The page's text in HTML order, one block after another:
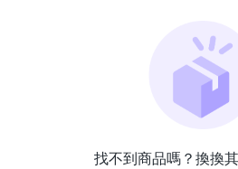
找不到商品嗎？換換